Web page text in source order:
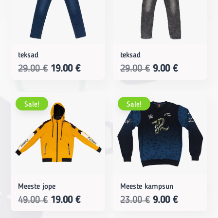
teksad
29.00€ Original
29.00 €.
19.00€Current
teksad
29.00€ Original
29.00 €.
9.00€Current
9.00 €.
Sale!
Meeste jope
49.00€ Original
19.00€Current
Sale!
Meeste kampsun
23.00€ Original
9.00€Current